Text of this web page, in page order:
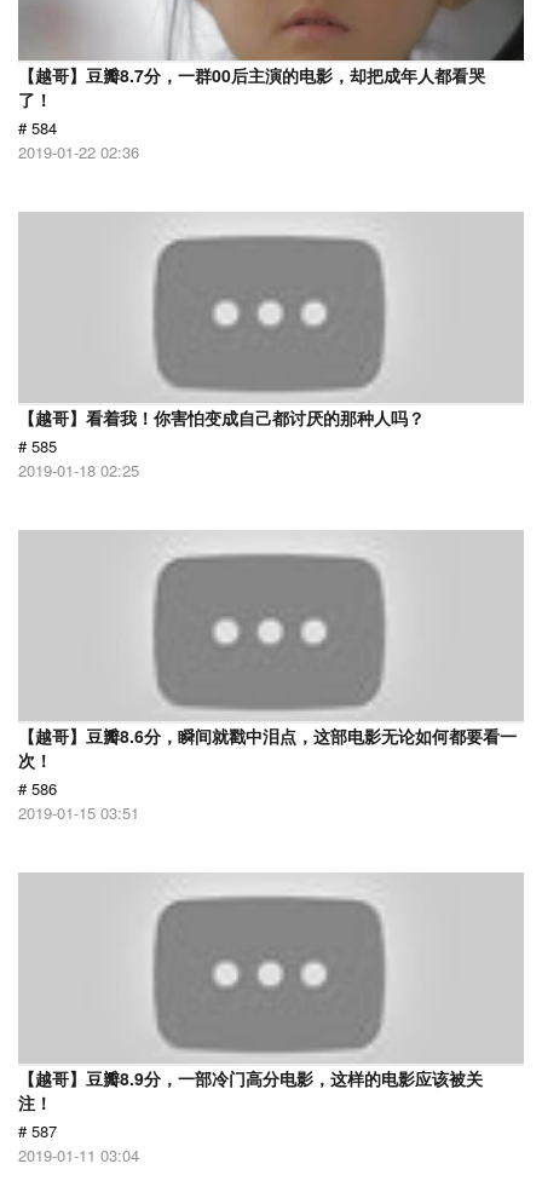
【越哥】豆瓣8.7分，一群00后主演的电影，却把成年人都看哭
了！
# 584
2019-01-22 02:36
【越哥】看着我！你害怕变成自己都讨厌的那种人吗？
# 585
2019-01-18 02:25
【越哥】豆瓣8.6分，瞬间就戳中泪点，这部电影无论如何都要看一
次！
# 586
2019-01-15 03:51
【越哥】豆瓣8.9分，一部冷门高分电影，这样的电影应该被关
注！
# 587
2019-01-11 03:04